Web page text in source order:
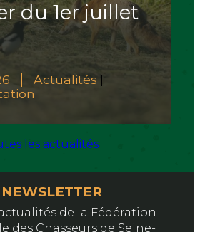
du 1er juillet
Actualités
les actualités
de la Fédération
des Chasseurs de Seine-